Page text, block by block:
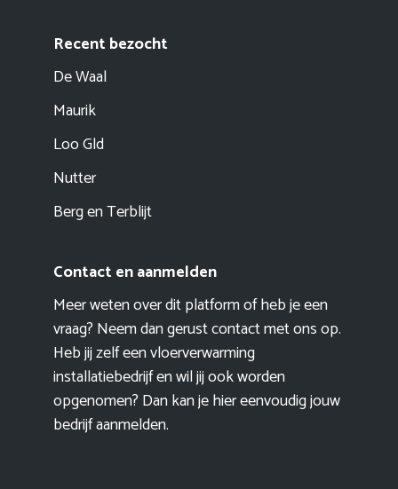
Recent bezocht
De Waal
Maurik
Loo Gld
Nutter
Berg en Terblijt
Contact en aanmelden
Meer weten over dit platform of heb je een
vraag? Neem dan gerust contact met ons op.
Heb jij zelf een vloerverwarming
installatiebedrijf en wil jij ook worden
opgenomen? Dan kan je hier eenvoudigjouw
bedrijf aanmelden.